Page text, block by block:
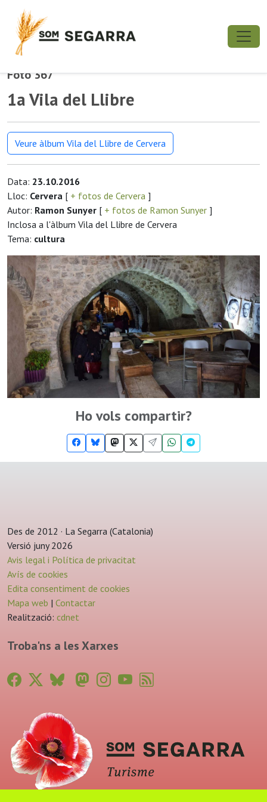
Foto 367
1a Vila del Llibre
Veure àlbum Vila del Llibre de Cervera
Data: 23.10.2016
Lloc: Cervera [ + fotos de Cervera ]
Autor: Ramon Sunyer [ + fotos de Ramon Sunyer ]
Inclosa a l'àlbum Vila del Llibre de Cervera
Tema: cultura
Ho vols compartir?
Des de 2012 · La Segarra (Catalonia)
Versió juny 2026
Avis legal i Política de privacitat
Avís de cookies
Edita consentiment de cookies
Mapa web | Contactar
Realització: cdnet
Troba'ns a les Xarxes